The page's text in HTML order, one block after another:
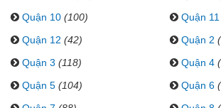
Quận 10 (100) Quận 11
Quận 12 (42) Quận 2
Quận 3 (118) Quận 4
Quận 5 (104) Quận 6